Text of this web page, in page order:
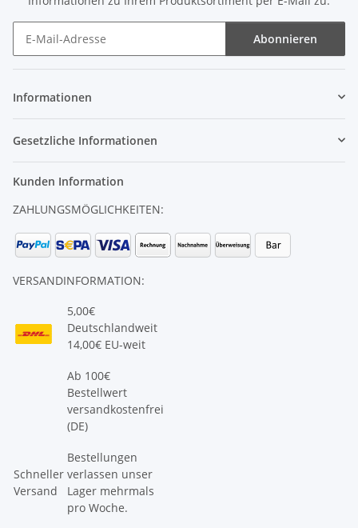
Abonnieren
Informationen
Gesetzliche Informationen
Kunden Information
ZAHLUNGSMÖGLICHKEITEN:
VERSANDINFORMATION:
5,00€
Deutschlandweit
14,00€ EU-weit
Ab 100€
Bestellwert
versandkostenfrei
(DE)
Schneller
Versand
Bestellungen
verlassen unser
Lager mehrmals
pro Woche.